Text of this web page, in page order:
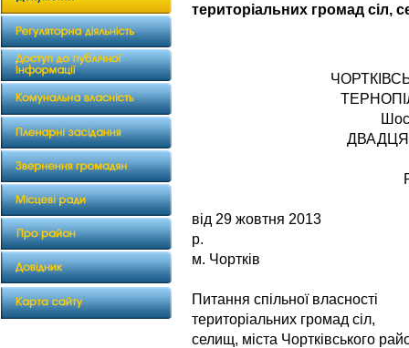
територіальних громад сіл,
від 29 жовтня 2013
р. №
м. Чортків
Питання спільної власності
територіальних громад сіл,
селищ, міста Чортківського